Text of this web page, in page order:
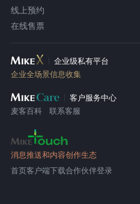
线上预约
在线售票
企业级私有平台
企业全场景信息收集
客户服务中心
麦客百科
联系客服
消息推送和内容创作生态
首页客户端下载合作伙伴登录